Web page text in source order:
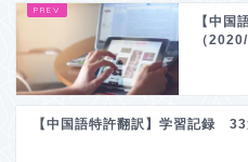
【中国
（
【中国語特許翻訳】学習記録 33